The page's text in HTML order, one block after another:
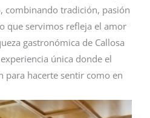
combinando tradición, pasión
que servimos refleja el amor
gastronómica de Callosa
única donde el
para hacerte sentir como en